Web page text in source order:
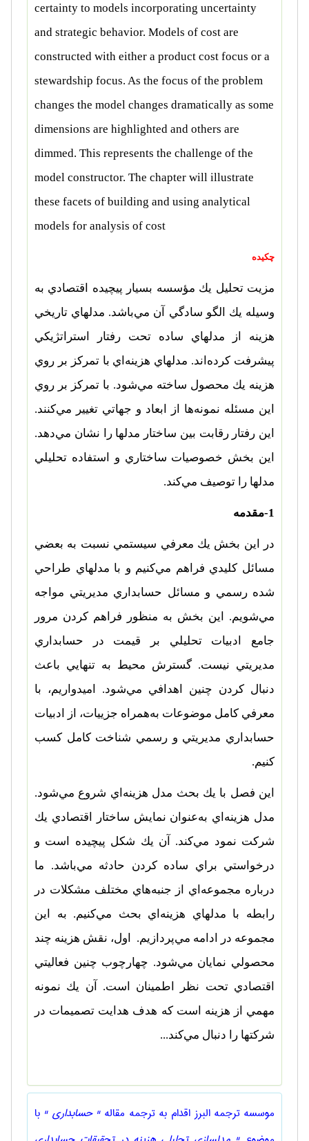
certainty to models incorporating uncertainty
and strategic behavior. Models of cost are
constructed with either a product cost focus or a
stewardship focus. As the focus of the problem
changes the model changes dramatically as some
dimensions are highlighted and others are
dimmed. This represents the challenge of the
model constructor. The chapter will illustrate
these facets of building and using analytical
models for analysis of cost
چکیده
مزيت تحليل يك مؤسسه بسيار پيچيده اقتصادي به
وسيله يك الگو سادگي آن مي‌باشد. مدلهاي تاريخي
هزينه از مدلهاي ساده تحت رفتار استراتژيكي
پيشرفت كرده‌اند. مدلهاي هزينه‌اي با تمركز بر روي
هزينه يك محصول ساخته مي‌شود. با تمركز بر روي
اين مسئله نمونه‌ها از ابعاد و جهاتي تغيير مي‌كنند.
اين رفتار رقابت بين ساختار مدلها را نشان مي‌دهد.
اين بخش خصوصيات ساختاري و استفاده تحليلي
مدلها را توصيف مي‌كند.
1-مقدمه
در اين بخش يك معرفي سيستمي نسبت به بعضي
مسائل كليدي فراهم مي‌كنيم و با مدلهاي طراحي
شده رسمي و مسائل حسابداري مديريتي مواجه
مي‌شويم. اين بخش به منظور فراهم كردن مرور
جامع ادبيات تحليلي بر قيمت در حسابداري
مديريتي نيست. گسترش محيط به تنهايي باعث
دنبال كردن چنين اهدافي مي‌شود. اميدواريم، با
معرفي كامل موضوعات به‌همراه جزييات، از ادبيات
حسابداري مديريتي و رسمي شناخت كامل كسب
كنيم.
اين فصل با يك بحث مدل هزينه‌اي شروع مي‌شود.
مدل هزينه‌اي به‌عنوان نمايش ساختار اقتصادي يك
شركت نمود مي‌كند. آن يك شكل پيچيده است و
درخواستي براي ساده كردن حادثه مي‌باشد. ما
درباره مجموعه‌‌اي از جنبه‌هاي مختلف مشكلات در
رابطه با مدلهاي هزينه‌اي بحث مي‌كنيم. به اين
مجموعه‌ در ادامه مي‌پردازيم. اول، نقش هزينه چند
محصولي نمايان مي‌شود. چهارچوب چنين فعاليتي
اقتصادي تحت نظر اطمينان است. آن يك نمونه
مهمي از هزينه است كه هدف هدايت تصميمات در
شركتها را دنبال مي‌كند...
موسسه ترجمه البرز اقدام به ترجمه مقاله " حسابداری " با